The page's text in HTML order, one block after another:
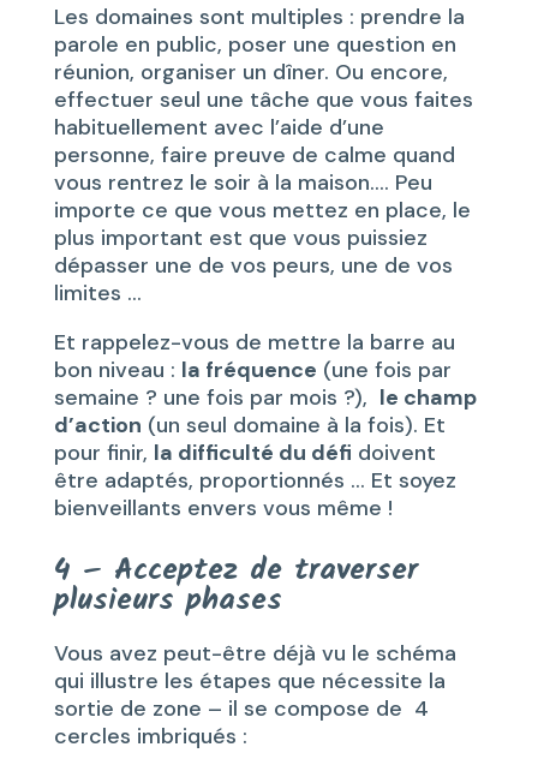
Les domaines sont multiples : prendre la
parole en public, poser une question en
réunion, organiser un dîner. Ou encore,
effectuer seul une tâche que vous faites
habituellement avec l’aide d’une
personne, faire preuve de calme quand
vous rentrez le soir à la maison…. Peu
importe ce que vous mettez en place, le
plus important est que vous puissiez
dépasser une de vos peurs, une de vos
limites …
Et rappelez-vous de mettre la barre au
bon niveau : la fréquence (une fois par
semaine ? une fois par mois ?), le champ
d’action (un seul domaine à la fois). Et
pour finir, la difficulté du défi doivent
être adaptés, proportionnés … Et soyez
bienveillants envers vous même !
4 – Acceptez de traverser
plusieurs phases
Vous avez peut-être déjà vu le schéma
qui illustre les étapes que nécessite la
sortie de zone – il se compose de 4
cercles imbriqués :